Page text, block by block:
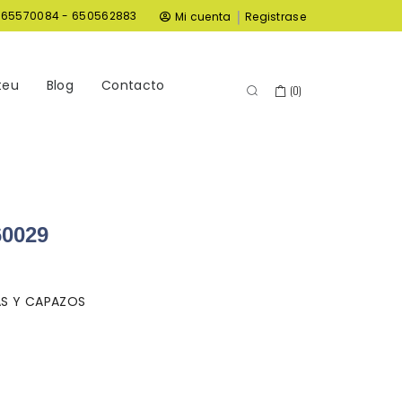
- 650562883 Mi cuenta | Registrase
Blog Contacto (0)
Y CAPAZOS